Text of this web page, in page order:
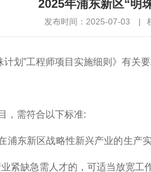
2025年浦东新区“明
发布时间：2025-07-03 |
计划”工程师项目实施细则》有关
，需符合以下标准:
浦东新区战略性新兴产业的生产
紧缺急需人才的，可适当放宽工